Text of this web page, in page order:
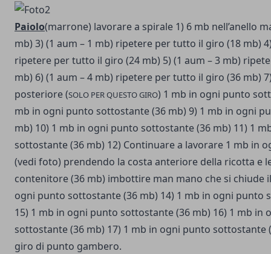
Paiolo(marrone) lavorare a spirale 1) 6 mb nell’anello
mb) 3) (1 aum – 1 mb) ripetere per tutto il giro (18 mb)
ripetere per tutto il giro (24 mb) 5) (1 aum – 3 mb)
mb) 6) (1 aum – 4 mb) ripetere per tutto il giro (36 mb)
posteriore (SOLO PER QUESTO GIRO) 1 mb in ogni punto
mb in ogni punto sottostante (36 mb) 9) 1 mb in ogni
mb) 10) 1 mb in ogni punto sottostante (36 mb) 11) 1
sottostante (36 mb) 12) Continuare a lavorare 1 mb in
(vedi foto) prendendo la costa anteriore della ricotta e
contenitore (36 mb) imbottire man mano che si chiude
ogni punto sottostante (36 mb) 14) 1 mb in ogni punto
15) 1 mb in ogni punto sottostante (36 mb) 16) 1 mb in
sottostante (36 mb) 17) 1 mb in ogni punto sottostante
giro di punto gambero.